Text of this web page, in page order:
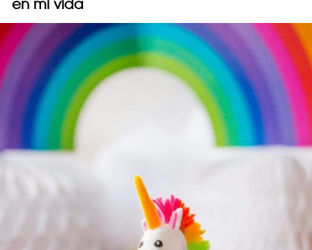
en mi vida